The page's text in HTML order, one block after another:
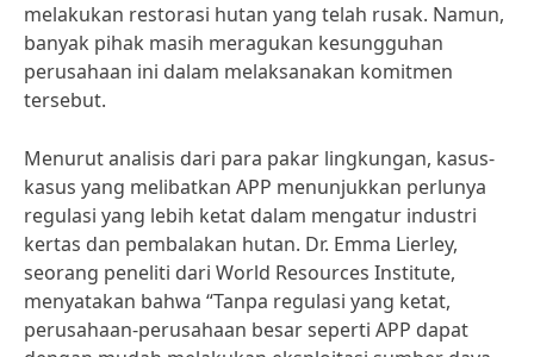
melakukan restorasi hutan yang telah rusak. Namun,
banyak pihak masih meragukan kesungguhan
perusahaan ini dalam melaksanakan komitmen
tersebut.
Menurut analisis dari para pakar lingkungan, kasus-
kasus yang melibatkan APP menunjukkan perlunya
regulasi yang lebih ketat dalam mengatur industri
kertas dan pembalakan hutan. Dr. Emma Lierley,
seorang peneliti dari World Resources Institute,
menyatakan bahwa “Tanpa regulasi yang ketat,
perusahaan-perusahaan besar seperti APP dapat